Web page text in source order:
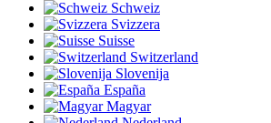
Schweiz
Svizzera
Suisse
Switzerland
Slovenija
España
Magyar